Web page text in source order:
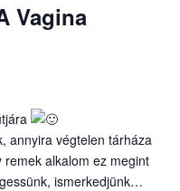
Vagina
annyira végtelen tárháza
alkalom ez megint
ismerkedjünk…